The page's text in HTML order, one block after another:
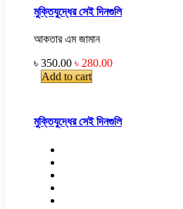
মুক্তিযুদ্ধের সেই দিনগুলি
আকতার এম জামান
৳ 350.00 ৳ 280.00
Add to cart
মুক্তিযুদ্ধের সেই দিনগুলি